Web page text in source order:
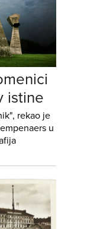
istine
rekao je
u